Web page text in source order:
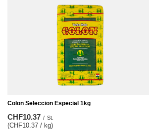
Colon Seleccion Especial 1kg
CHF10.37 / St.
(CHF10.37 / kg)